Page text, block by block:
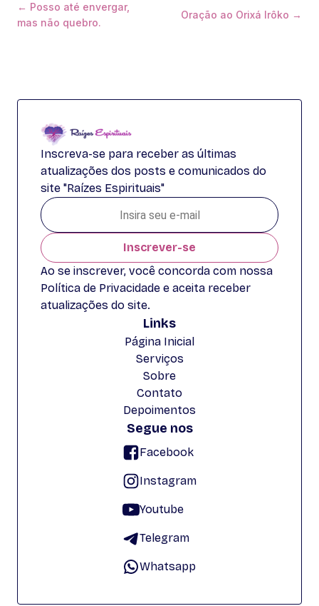
← Posso até envergar,
mas não quebro.
Oração ao Orixá Irôko →
Inscreva-se para receber as últimas
atualizações dos posts e comunicados do
site "Raízes Espirituais"
Inscrever-se
Ao se inscrever, você concorda com nossa
Política de Privacidade e aceita receber
atualizações do site.
Links
Página Inicial
Serviços
Sobre
Contato
Depoimentos
Segue nos
Facebook
Instagram
Youtube
Telegram
Whatsapp